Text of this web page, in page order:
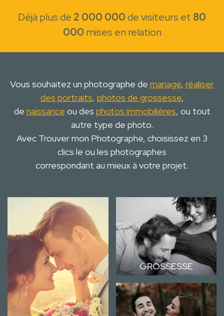
Déjà plus de 2 000 000de visiteurs et 80
000 mises en relation
Vous souhaitez un photographe de mariage, réaliser
des portraits, photos de grossesse,
de naissance ou des photos immobilières, ou tout
autre type de photo.
Avec Trouver mon Photographe, choisissez en 3
clics le ou les photographes
correspondant au mieux à votre projet.
GROSSESSE